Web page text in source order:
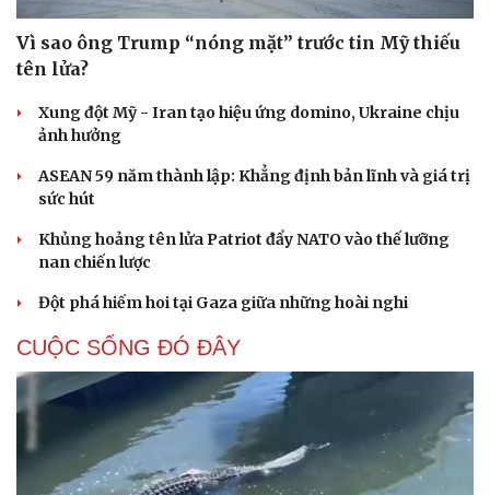
Vì sao ông Trump “nóng mặt” trước tin Mỹ thiếu
tên lửa?
Xung đột Mỹ - Iran tạo hiệu ứng domino, Ukraine chịu
ảnh hưởng
ASEAN 59 năm thành lập: Khẳng định bản lĩnh và giá trị
sức hút
Khủng hoảng tên lửa Patriot đẩy NATO vào thế lưỡng
nan chiến lược
Đột phá hiếm hoi tại Gaza giữa những hoài nghi
CUỘC SỐNG ĐÓ ĐÂY